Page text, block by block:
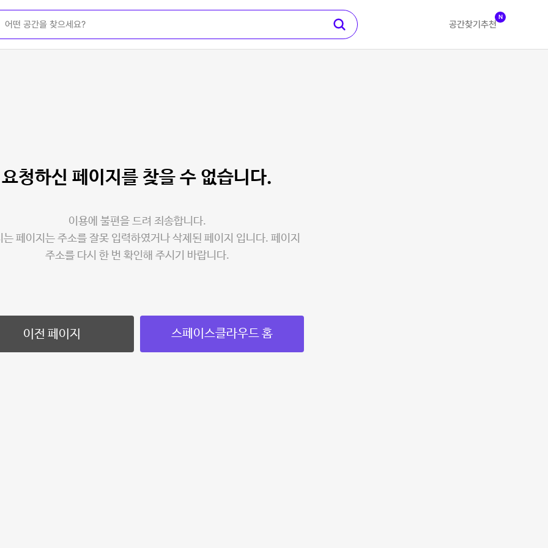
공간찾기 추천
N
요청하신 페이지를 찾을 수 없습니다.
이용에 불편을 드려 죄송합니다.
는 페이지는 주소를 잘못 입력하였거나 삭제된 페이지 입니다. 페이지
주소를 다시 한 번 확인해 주시기 바랍니다.
이전 페이지 스페이스클라우드 홈